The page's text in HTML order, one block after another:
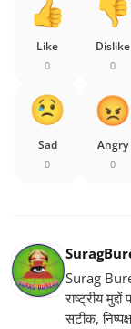
Like
0
Dislike
0
Sad
0
Angry
0
Surag
राष्ट्रीय
सटीक,